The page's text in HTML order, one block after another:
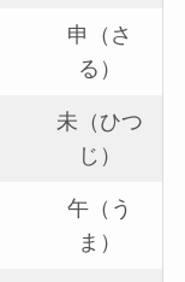
申（さ
る）
未（ひつ
じ）
午（う
ま）